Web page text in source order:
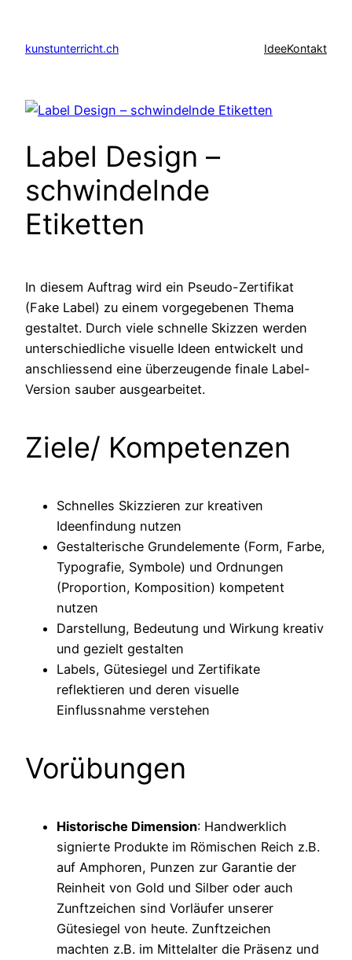
springen
kunstunterricht.ch IdeeKontakt
Label Design –
schwindelnde
Etiketten
In diesem Auftrag wird ein Pseudo-Zertifikat
(Fake Label) zu einem vorgegebenen Thema
gestaltet. Durch viele schnelle Skizzen werden
unterschiedliche visuelle Ideen entwickelt und
anschliessend eine überzeugende finale Label-
Version sauber ausgearbeitet.
Ziele/ Kompetenzen
Schnelles Skizzieren zur kreativen
Ideenfindung nutzen
Gestalterische Grundelemente (Form, Farbe,
Typografie, Symbole) und Ordnungen
(Proportion, Komposition) kompetent
nutzen
Darstellung, Bedeutung und Wirkung kreativ
und gezielt gestalten
Labels, Gütesiegel und Zertifikate
reflektieren und deren visuelle
Einflussnahme verstehen
Vorübungen
Historische Dimension: Handwerklich
signierte Produkte im Römischen Reich z.B.
auf Amphoren, Punzen zur Garantie der
Reinheit von Gold und Silber oder auch
Zunftzeichen sind Vorläufer unserer
Gütesiegel von heute. Zunftzeichen
machten z.B. im Mittelalter die Präsenz und